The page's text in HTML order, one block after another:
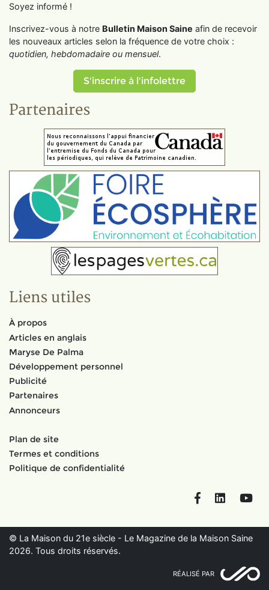
Soyez informé !
Inscrivez-vous à notre Bulletin Maison Saine afin de recevoir
les nouveaux articles selon la fréquence de votre choix :
quotidien, hebdomadaire ou mensuel.
S'inscrire à l'infolettre
Partenaires
Liens utiles
À propos
Articles en anglais
Maryse De Palma
Développement personnel
Publicité
Partenaires
Annonceurs
Plan de site
Termes et conditions
Politique de confidentialité
FacebookLinkedIn
© La Maison du 21e siècle - Le Magazine de la Maison Saine
2026. Tous droits réservés.
RÉALISÉ PAR